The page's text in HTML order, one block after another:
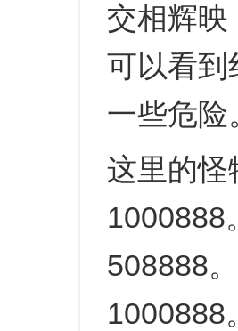
交相辉映
可以看到
一些危险
这里的怪
1000888
508888
1000888